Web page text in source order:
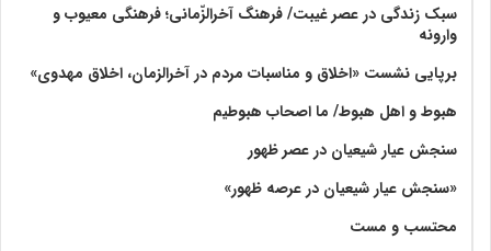
سبک زندگی در عصر غیبت/ فرهنگ آخرالزّمانی؛ فرهنگی معیوب و
وارونه
برپایی نشست «اخلاق و مناسبات مردم در آخرالزمان، اخلاق مهدوی»
هبوط و اهل هبوط/ ما اصحاب هبوطیم
سنجش عیار شیعیان در عصر ظهور
«سنجش عیار شیعیان در عرصه ظهور»
محتسب و مست